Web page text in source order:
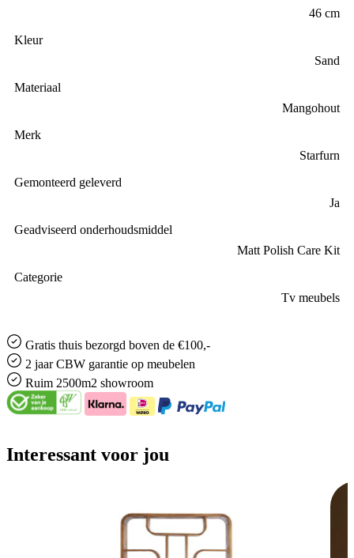
46 cm
Kleur
Sand
Materiaal
Mangohout
Merk
Starfurn
Gemonteerd geleverd
Ja
Geadviseerd onderhoudsmiddel
Matt Polish Care Kit
Categorie
Tv meubels
Gratis thuis bezorgd boven de €100,-
2 jaar CBW garantie op meubelen
Ruim 2500m2 showroom
Interessant voor jou